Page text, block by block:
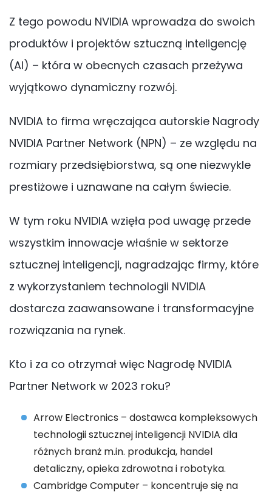
Z tego powodu NVIDIA wprowadza do swoich
produktów i projektów sztuczną inteligencję
(AI) – która w obecnych czasach przeżywa
wyjątkowo dynamiczny rozwój.
NVIDIA to firma wręczająca autorskie Nagrody
NVIDIA Partner Network (NPN) – ze względu na
rozmiary przedsiębiorstwa, są one niezwykle
prestiżowe i uznawane na całym świecie.
W tym roku NVIDIA wzięła pod uwagę przede
wszystkim innowacje właśnie w sektorze
sztucznej inteligencji, nagradzając firmy, które
z wykorzystaniem technologii NVIDIA
dostarcza zaawansowane i transformacyjne
rozwiązania na rynek.
Kto i za co otrzymał więc Nagrodę NVIDIA
Partner Network w 2023 roku?
Arrow Electronics – dostawca kompleksowych
technologii sztucznej inteligencji NVIDIA dla
różnych branż m.in. produkcja, handel
detaliczny, opieka zdrowotna i robotyka.
Cambridge Computer – koncentruje się na